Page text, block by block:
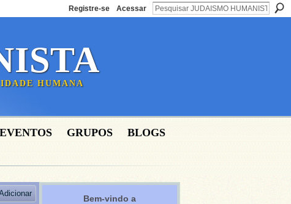
Registre-se Acessar
HUMANA
EVENTOS GRUPOS
BLOGS
Bem-vindo a